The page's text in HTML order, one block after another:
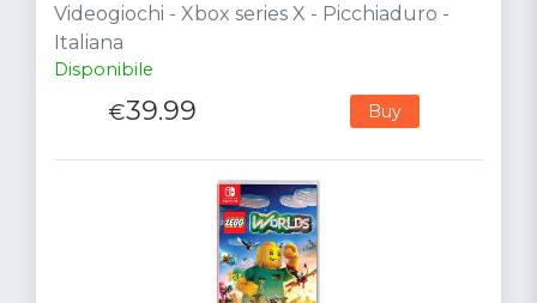
Videogiochi - Xbox series X - Picchiaduro -
Italiana
Disponibile
€39.99 Buy